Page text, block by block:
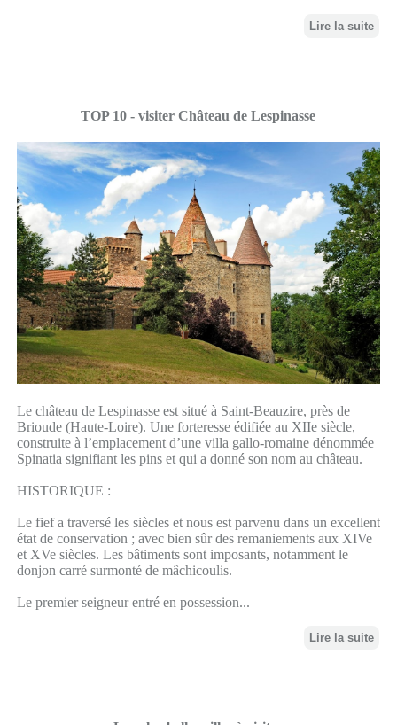
Lire la suite
TOP 10 - visiter Château de Lespinasse
Le château de Lespinasse est situé à Saint-Beauzire, près de
Brioude (Haute-Loire). Une forteresse édifiée au XIIe siècle,
construite à l’emplacement d’une villa gallo-romaine dénommée
Spinatia signifiant les pins et qui a donné son nom au château.
HISTORIQUE :
Le fief a traversé les siècles et nous est parvenu dans un excellent
état de conservation ; avec bien sûr des remaniements aux XIVe
et XVe siècles. Les bâtiments sont imposants, notamment le
donjon carré surmonté de mâchicoulis.
Le premier seigneur entré en possession...
Lire la suite